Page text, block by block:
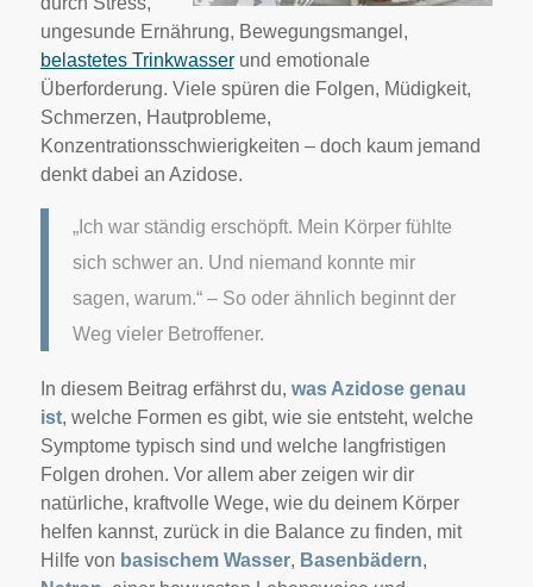
ungesunde Ernährung, Bewegungsmangel,
belastetes Trinkwasserund emotionale
Überforderung. Viele spüren die Folgen, Müdigkeit,
Schmerzen, Hautprobleme,
Konzentrationsschwierigkeiten – doch kaum jemand
denkt dabei an Azidose.
„Ich war ständig erschöpft. Mein Körper fühlte
sich schwer an. Und niemand konnte mir
sagen, warum.“ – So oder ähnlich beginnt der
Weg vieler Betroffener.
In diesem Beitrag erfährst du, was Azidose genau
ist, welche Formen es gibt, wie sie entsteht, welche
Symptome typisch sind und welche langfristigen
Folgen drohen. Vor allem aber zeigen wir dir
natürliche, kraftvolle Wege, wie du deinem Körper
helfen kannst, zurück in die Balance zu finden, mit
Hilfe von basischem Wasser, Basenbädern,